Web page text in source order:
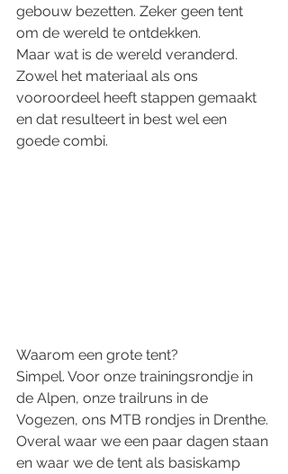
gebouw bezetten. Zeker geen tent
om de wereld te ontdekken.
Maar wat is de wereld veranderd.
Zowel het materiaal als ons
vooroordeel heeft stappen gemaakt
en dat resulteert in best wel een
goede combi.
Waarom een grote tent?
Simpel. Voor onze trainingsrondje in
de Alpen, onze trailruns in de
Vogezen, ons MTB rondjes in Drenthe.
Overal waar we een paar dagen staan
en waar we de tent als basiskamp